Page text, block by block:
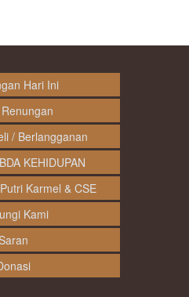
Hari Ini
/ Berlangganan
KEHIDUPAN
Karmel & CSE
Kami